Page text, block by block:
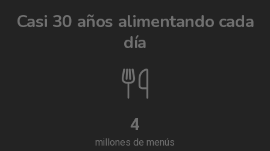
Casi 30 años alimentando cada
día
millones de menús
4